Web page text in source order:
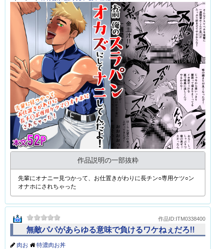
作品説明の一部抜粋
先輩にオナニー見つかって、お仕置きがわりに長チン○専用ケツ○ン
オナホにされちゃった
作品ID:ITM0338400
無敵パパがあらゆる意味で負けるワケねぇだろ!!
肉お 特濃肉お丼